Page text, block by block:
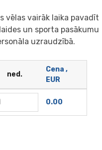
vēlas vairāk laika pavadīt
un sporta pasākumu
uzraudzībā.
ned.
Cena ,
EUR
0.00